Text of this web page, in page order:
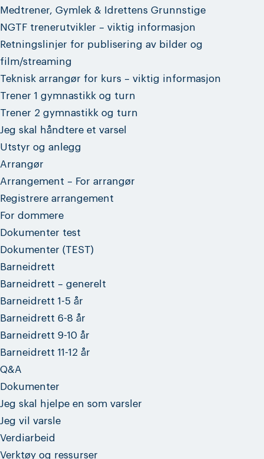
Medtrener, Gymlek & Idrettens Grunnstige
NGTF trenerutvikler – viktig informasjon
Retningslinjer for publisering av bilder og
film/streaming
Teknisk arrangør for kurs – viktig informasjon
Trener 1 gymnastikk og turn
Trener 2 gymnastikk og turn
Jeg skal håndtere et varsel
Utstyr og anlegg
Arrangør
Arrangement – For arrangør
Registrere arrangement
For dommere
Dokumenter test
Dokumenter (TEST)
Barneidrett
Barneidrett – generelt
Barneidrett 1-5 år
Barneidrett 6-8 år
Barneidrett 9-10 år
Barneidrett 11-12 år
Q&A
Dokumenter
Jeg skal hjelpe en som varsler
Jeg vil varsle
Verdiarbeid
Verktøy og ressurser